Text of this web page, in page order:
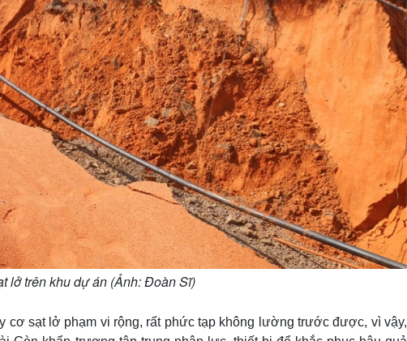
lở trên khu dự án (Ảnh: Đoàn Sĩ)
cơ sạt lở phạm vi rộng, rất phức tạp không lường trước được, vì vậy,